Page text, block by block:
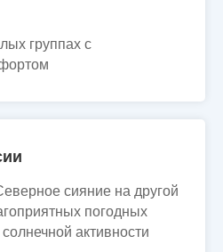
группах с
сияние на другой
погодных
активности